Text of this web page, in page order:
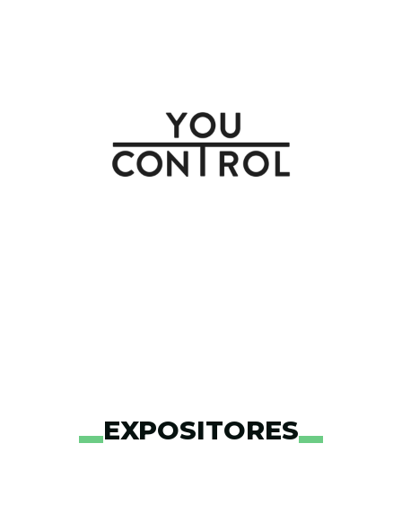
EXPOSITORES